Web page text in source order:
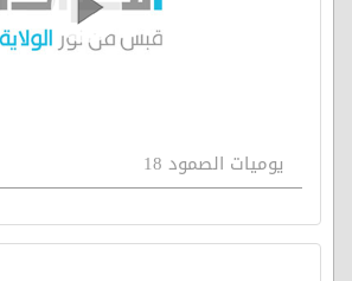
يوميات الصمود 18